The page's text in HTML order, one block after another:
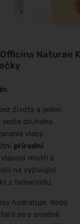
Officina Naturae
života a jeden
druhého.
vlasy
přírodní
mistři z
na vyživující
z tamarindu.
hydratuje, dodá
se o snadné